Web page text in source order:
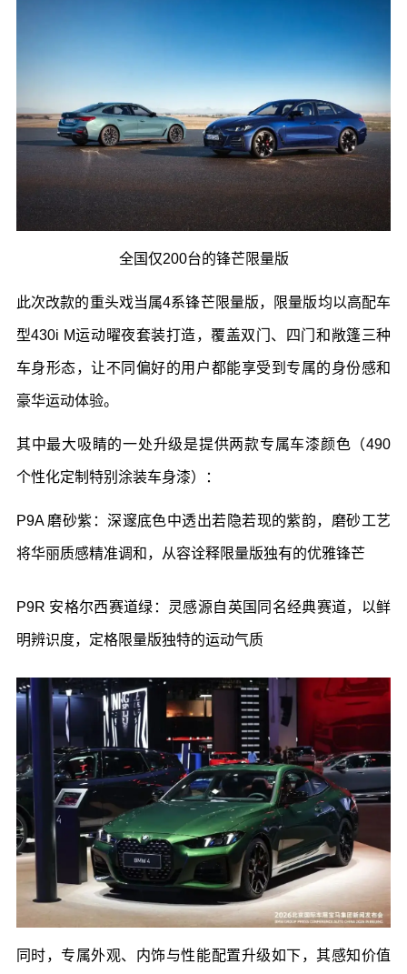
全国仅200台的锋芒限量版
此次改款的重头戏当属4系锋芒限量版，限量版均以高配车
型430i M运动曜夜套装打造，覆盖双门、四门和敞篷三种
车身形态，让不同偏好的用户都能享受到专属的身份感和
豪华运动体验。
其中最大吸睛的一处升级是提供两款专属车漆颜色（490
个性化定制特别涂装车身漆）：
P9A 磨砂紫：深邃底色中透出若隐若现的紫韵，磨砂工艺
将华丽质感精准调和，从容诠释限量版独有的优雅锋芒
P9R 安格尔西赛道绿： 灵感源自英国同名经典赛道，以鲜
明辨识度，定格限量版独特的运动气质
同时，专属外观、内饰与性能配置升级如下，其感知价值